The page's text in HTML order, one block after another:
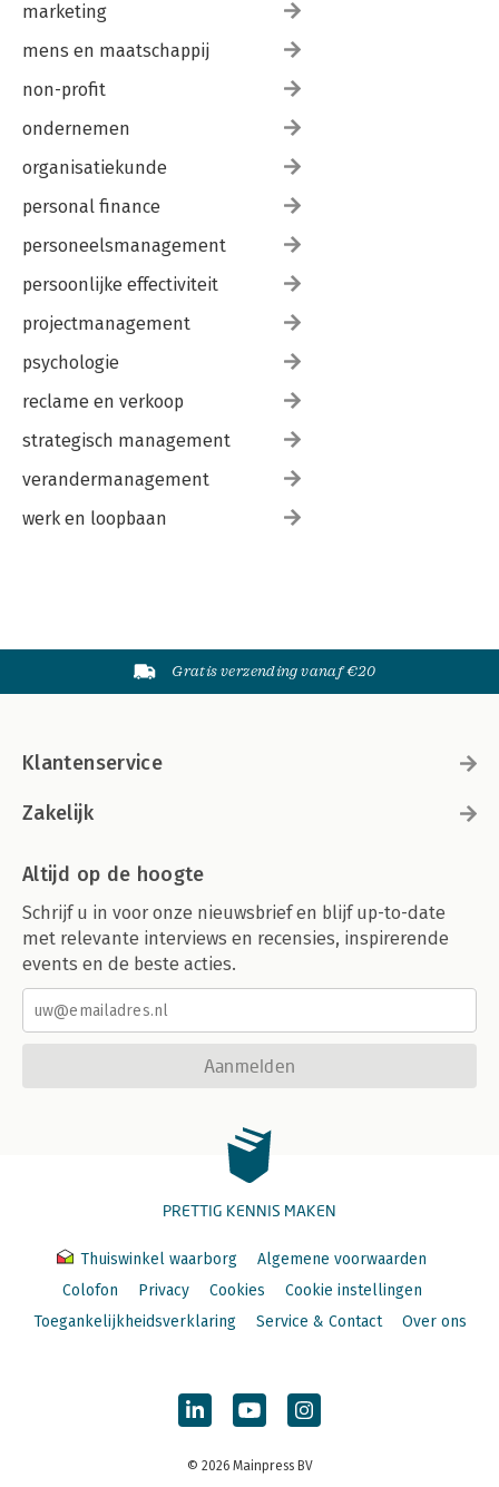
marketing
mens en maatschappij
non-profit
ondernemen
organisatiekunde
personal finance
personeelsmanagement
persoonlijke effectiviteit
projectmanagement
psychologie
reclame en verkoop
strategisch management
verandermanagement
werk en loopbaan
Gratis verzending vanaf €20
Klantenservice
Zakelijk
Altijd op de hoogte
Schrijf u in voor onze nieuwsbrief en blijf up-to-date
met relevante interviews en recensies, inspirerende
events en de beste acties.
Aanmelden
PRETTIG KENNIS MAKEN
Thuiswinkel waarborg
Algemene voorwaarden
Colofon
Privacy Cookies
Cookie instellingen
Toegankelijkheidsverklaring
Service & Contact Over ons
© 2026 Mainpress BV